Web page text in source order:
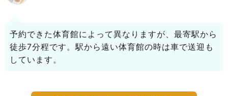
予約できた体育館によって異なりますが、最寄駅から
徒歩7分程です。駅から遠い体育館の時は車で送迎も
しています。